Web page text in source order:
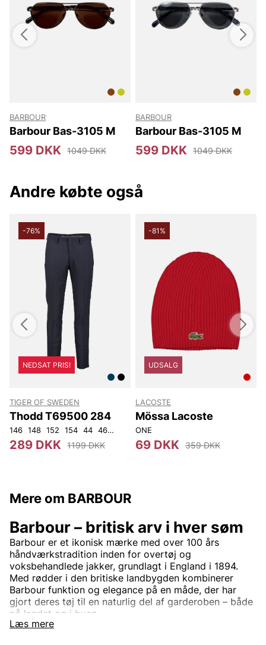
BARBOUR
Barbour Bas-3105 M
599 DKK 1049 DKK
BARBOUR
Barbour Bas-3105 M
599 DKK 1049 DKK
Andre købte også
-76%
NEDSAT PRIS!
TIGER OF SWEDEN
Thodd T69500 284
146 148 152 154 44 46 48 50 52
289 DKK 1199 DKK
-81%
UDSALG
LACOSTE
Mössa Lacoste
ONE
69 DKK 359 DKK
Mere om BARBOUR
Læs mere
Barbour – britisk arv i hver søm
Barbour er et ikonisk mærke med over 100 års
håndværkstradition inden for overtøj og
voksbehandlede jakker, grundlagt i England i 1894.
Med rødder i den britiske landbygden kombinerer
Barbour funktion og elegance på en måde, der har
gjort deres tøj til en naturlig del af garderoben – både
på landet og i byen.